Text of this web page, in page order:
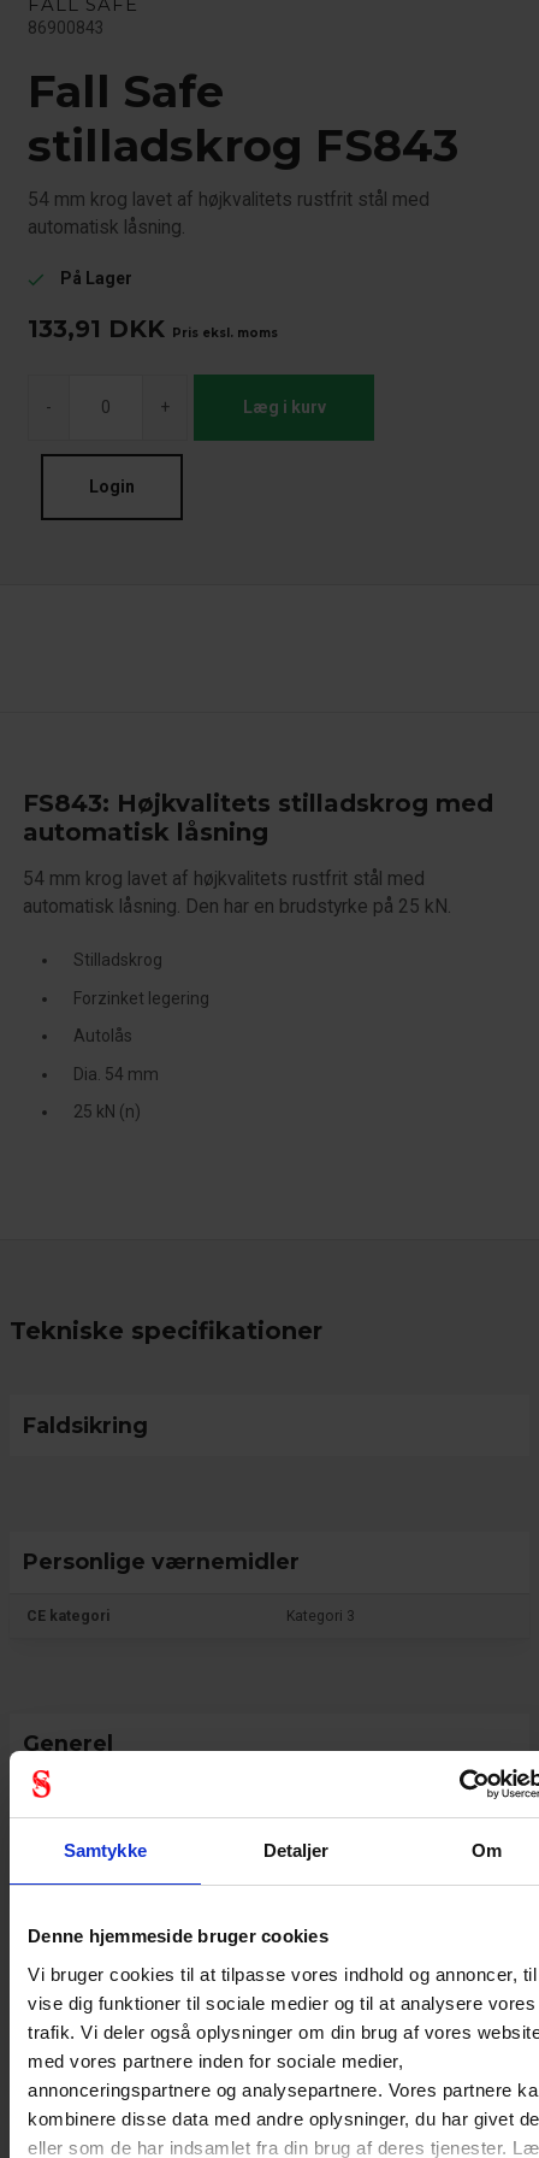
Samtykke Detaljer Om
Denne hjemmeside bruger cookies
Vi bruger cookies til at tilpasse vores indhold og annoncer,
vise dig funktioner til sociale medier og til at analysere vores
trafik. Vi deler også oplysninger om din brug af vores
med vores partnere inden for sociale medier,
annonceringspartnere og analysepartnere. Vores partnere
kombinere disse data med andre oplysninger, du har givet
eller som de har indsamlet fra din brug af deres tjenester.
86900843
Fall Safe
stilladskrog FS843
54 mm krog lavet af højkvalitets rustfrit stål med
automatisk låsning.
check På Lager
133,91 DKK Pris eksl. moms
- + Læg i kurv
Login
FS843: Højkvalitets stilladskrog med
automatisk låsning
54 mm krog lavet af højkvalitets rustfrit stål med
automatisk låsning. Den har en brudstyrke på 25 kN.
Stilladskrog
Forzinket legering
Autolås
Dia. 54 mm
25 kN (n)
Tekniske specifikationer
Faldsikring
Personlige værnemidler
CE kategori Kategori 3
Generel
Produkt type
Test resultat EN362:2004-A
Standard EN362